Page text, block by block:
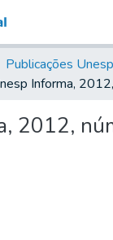
&
Coleções
Tudo na
Digital
Publicações Unesp
2012,